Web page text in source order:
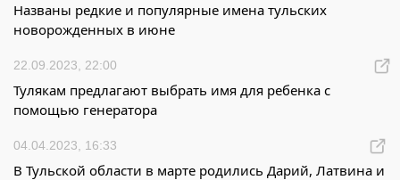
Названы редкие и популярные имена тульских
новорожденных в июне
22.09.2023, 22:00
Тулякам предлагают выбрать имя для ребенка с
помощью генератора
04.04.2023, 16:33
В Тульской области в марте родились Дарий, Латвина и